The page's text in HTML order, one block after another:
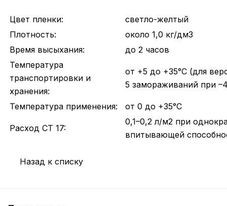
Цвет пленки:
светло-желтый
Плотность:
около 1,0 кг/дм3
Время высыхания:
до 2 часов
Температура
транспортировки и
хранения:
от +5 до +35°С (для
5 замораживаний при
Температура применения: от 0 до +35°С
Расход CT 17:
0,1–0,2 л/м2 при
впитывающей
Назад к списку